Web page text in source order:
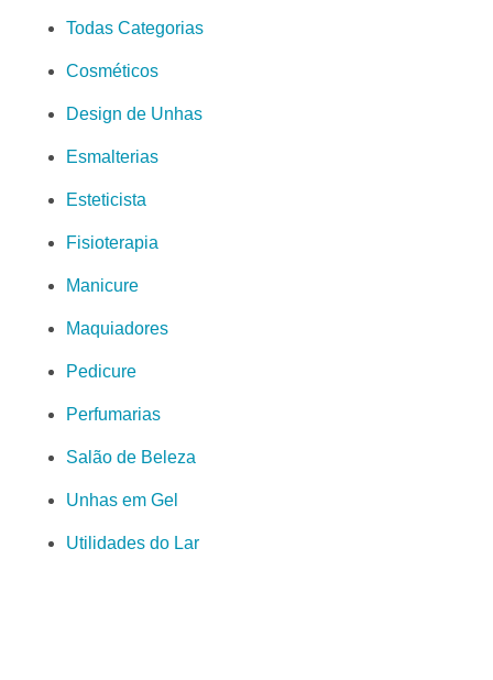
Todas Categorias
Cosméticos
Design de Unhas
Esmalterias
Esteticista
Fisioterapia
Manicure
Maquiadores
Pedicure
Perfumarias
Salão de Beleza
Unhas em Gel
Utilidades do Lar